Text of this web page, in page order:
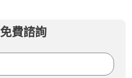
免費諮詢